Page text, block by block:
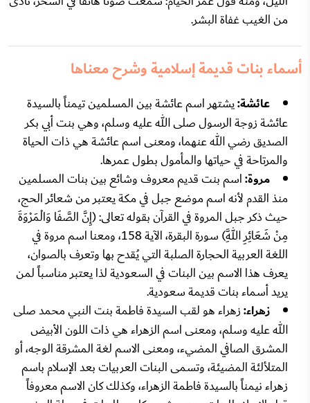
من الغيب غفاة البشر.
أسماء بنات قديمة إسلامية وشرح معناها
عائشة:يشتهر اسم عائشة بين المسلمين تيمناً بالسيدة
عائشة زوجة الرسول صلى الله عليه وسلم، وهي بنت أبي بكر
الصديق رضي الله عنهما، ومعنى اسم عائشة هي ذات الحياة
والمرتاحة في حياتها والمأمول بطول عمرها.
مروة:اسم بنت قديم معروف وشائع بين بنات المسلمين
منذ القدم لأنه اسم موضع جبل في مكة يعتبر من شعائر الحج،
حيث ذكر جبل المروة في القرآن بقوله تعالى: (إِنَّ الصَّفَا وَالْمَرْوَةَ
مِنْ شَعَائِرِ اللَّهِ) سورة البقرة، الآية 158، ومعنا اسم مروة في
اللغة العربية الحجارة الصلبة التي يُقدح بها وتعرف بالصوان،
يعرف هذا الاسم بين البنات في السعودية لذا يعتبر مناسباً لمن
يريد أسماء بنات قديمة سعودية.
زهراء:زهراء هو لقب السيدة فاطمة بنت النبي محمد صلى
الله عليه وسلم، ومعنى اسم الزهراء هي ذات اللون الأبيض
المشرق الصافي المضيء، ومعنى الاسم لغة المشرقة الوجه، أو
المتلألئة المضيئة، وتسمى البنات العربيات بعد الإسلام باسم
زهراء نيمناً بالسيدة فاطمة الزهراء، وكذلك كان الاسم معروفاً